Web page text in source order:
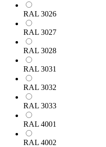
RAL 3026
RAL 3027
RAL 3028
RAL 3031
RAL 3032
RAL 3033
RAL 4001
RAL 4002